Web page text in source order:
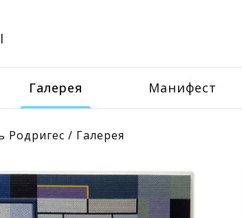
Галерея Манифест
Родригес / Галерея